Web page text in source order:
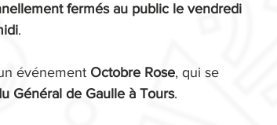
fermés au public le vendredi
.
événement Octobre Rose, qui se
Général de Gaulle à Tours.